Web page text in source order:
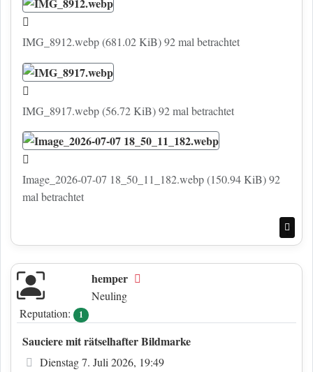
IMG_8912.webp (681.02 KiB) 92 mal betrachtet
IMG_8917.webp (56.72 KiB) 92 mal betrachtet
Image_2026-07-07 18_50_11_182.webp (150.94 KiB) 92
mal betrachtet
hemper
Neuling
Reputation:
1
Sauciere mit rätselhafter Bildmarke
Beitrag
Dienstag 7. Juli 2026, 19:49